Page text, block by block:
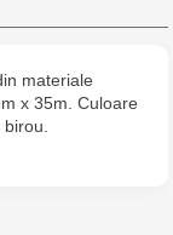
materiale
x 35m. Culoare
birou.